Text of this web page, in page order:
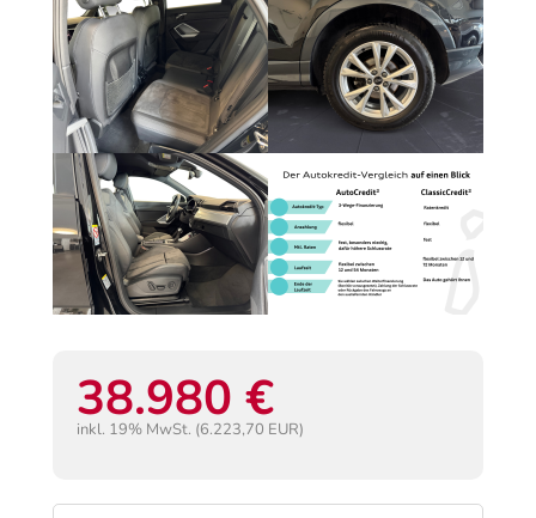
38.980 €
inkl. 19% MwSt. (6.223,70 EUR)